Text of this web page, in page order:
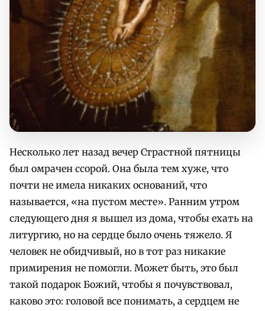
Несколько лет назад вечер Страстной пятницы
был омрачен ссорой. Она была тем хуже, что
почти не имела никаких оснований, что
называется, «на пустом месте». Ранним утром
следующего дня я вышел из дома, чтобы ехать на
литургию, но на сердце было очень тяжело. Я
человек не обидчивый, но в тот раз никакие
примирения не помогли. Может быть, это был
такой подарок Божий, чтобы я почувствовал,
каково это: головой все понимать, а сердцем не